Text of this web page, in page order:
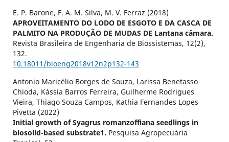
E. P. Barone, F. A. M. Silva, M. V. Ferraz (2018)
APROVEITAMENTO DO LODO DE ESGOTO E DA CASCA DE
PALMITO NA PRODUÇÃO DE MUDAS DE Lantana câmara.
Revista Brasileira de Engenharia de Biossistemas, 12(2),
132.
10.18011/bioeng2018v12n2p132-143
Antonio Maricélio Borges de Souza, Larissa Benetasso
Chioda, Kássia Barros Ferreira, Guilherme Rodrigues
Vieira, Thiago Souza Campos, Kathia Fernandes Lopes
Pivetta (2022)
Initial growth of Syagrus romanzoffiana seedlings in
biosolid-based substrate1. Pesquisa Agropecuária